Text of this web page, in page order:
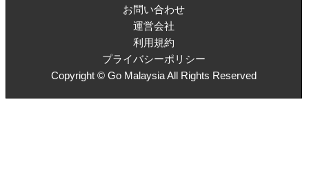
お問い合わせ
運営会社
利用規約
プライバシーポリシー
Copyright © Go Malaysia All Rights Reserved